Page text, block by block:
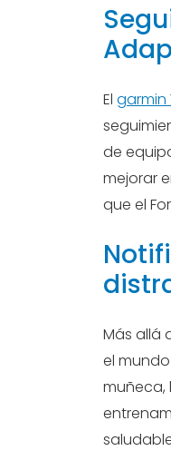
El garmin
de
mejorar
que el
Más allá
el
muñeca,